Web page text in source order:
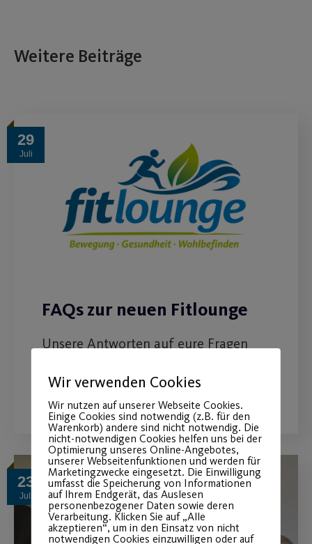
Weitere Beiträge
29
Juli
FAQs zur neuen Fitlounge
Unsere Antworten auf eure Fragen
WEITERLESEN
23
Juli
Wir verwenden Cookies
Wir nutzen auf unserer Webseite Cookies.
Einige Cookies sind notwendig (z.B. für den
Warenkorb) andere sind nicht notwendig. Die
nicht-notwendigen Cookies helfen uns bei der
Optimierung unseres Online-Angebotes,
unserer Webseitenfunktionen und werden für
Marketingzwecke eingesetzt. Die Einwilligung
umfasst die Speicherung von Informationen
auf Ihrem Endgerät, das Auslesen
personenbezogener Daten sowie deren
Verarbeitung. Klicken Sie auf „Alle
akzeptieren“, um in den Einsatz von nicht
notwendigen Cookies einzuwilligen oder auf